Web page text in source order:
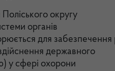
округу
органів
для забезпечення
державного
у сфері охорони